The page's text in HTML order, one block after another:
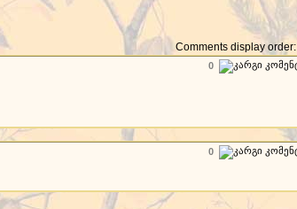
Comments display order:
0
0